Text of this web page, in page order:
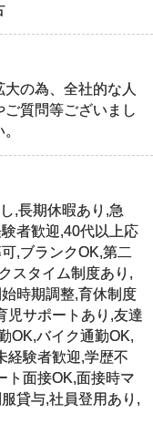
の為、全社的な人
質問等ございまし
,長期休暇あり,急
者歓迎,40代以上応
,ブランクOK,第二
スタイム制度あり,
時期調整,育休制度
児サポートあり,友達
OK,バイク通勤OK,
経験者歓迎,学歴不
ト面接OK,面接時マ
貸与,社員登用あり,